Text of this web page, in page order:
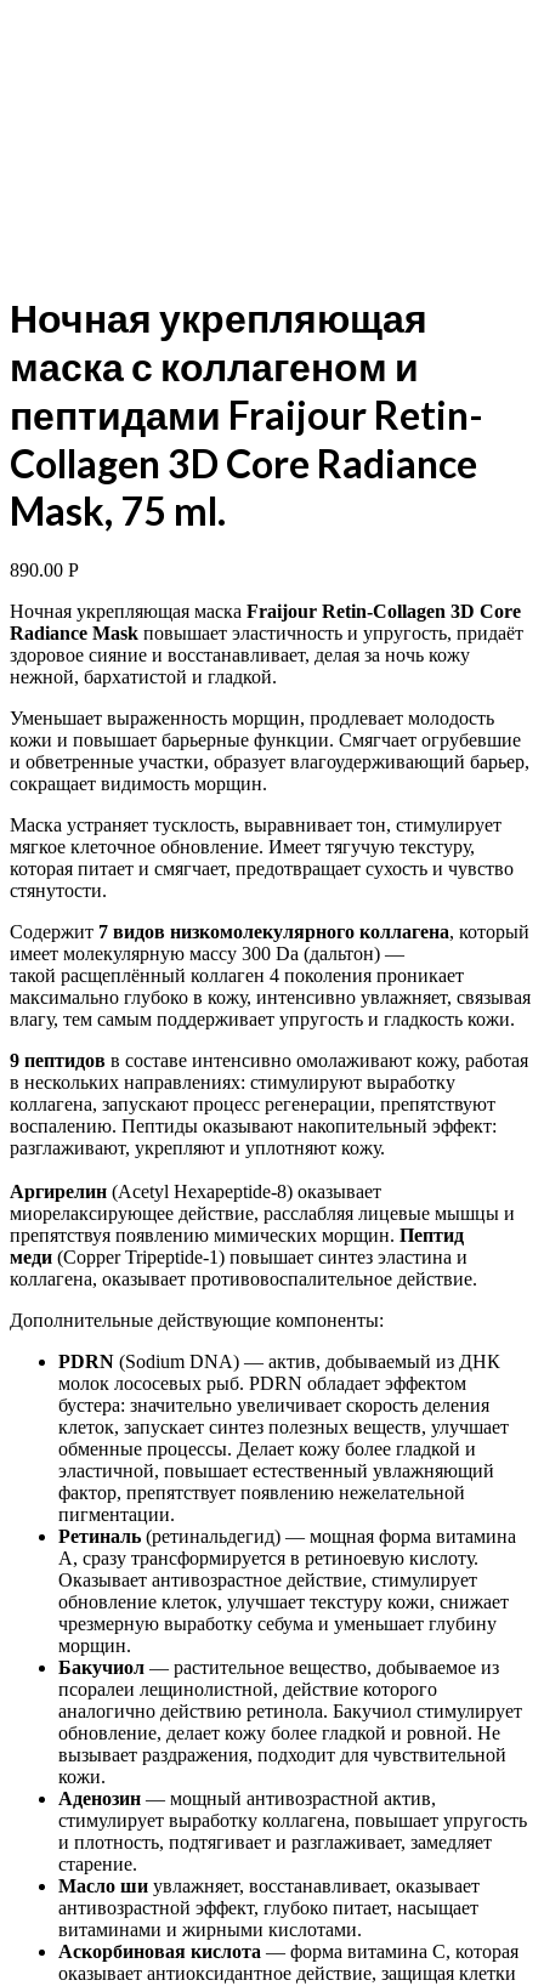
Ночная укрепляющая
маска с коллагеном и
пептидами Fraijour Retin-
Collagen 3D Core Radiance
Mask, 75 ml.
890.00 Р
Ночная укрепляющая маска Fraijour Retin-Collagen 3D Core
Radiance Mask повышает эластичность и упругость, придаёт
здоровое сияние и восстанавливает, делая за ночь кожу
нежной, бархатистой и гладкой.
Уменьшает выраженность морщин, продлевает молодость
кожи и повышает барьерные функции. Смягчает огрубевшие
и обветренные участки, образует влагоудерживающий барьер,
сокращает видимость морщин.
Маска устраняет тусклость, выравнивает тон, стимулирует
мягкое клеточное обновление. Имеет тягучую текстуру,
которая питает и смягчает, предотвращает сухость и чувство
стянутости.
Содержит 7 видов низкомолекулярного коллагена, который
имеет молекулярную массу 300 Da (дальтон) —
такой расщеплённый коллаген 4 поколения проникает
максимально глубоко в кожу, интенсивно увлажняет, связывая
влагу, тем самым поддерживает упругость и гладкость кожи.
9 пептидов в составе интенсивно омолаживают кожу, работая
в нескольких направлениях: стимулируют выработку
коллагена, запускают процесс регенерации, препятствуют
воспалению. Пептиды оказывают накопительный эффект:
разглаживают, укрепляют и уплотняют кожу.
Аргирелин (Acetyl Hexapeptide-8) оказывает
миорелаксирующее действие, расслабляя лицевые мышцы и
препятствуя появлению мимических морщин. Пептид
меди (Copper Tripeptide-1) повышает синтез эластина и
коллагена, оказывает противовоспалительное действие.
Дополнительные действующие компоненты:
PDRN (Sodium DNA) — актив, добываемый из ДНК
молок лососевых рыб. PDRN обладает эффектом
бустера: значительно увеличивает скорость деления
клеток, запускает синтез полезных веществ, улучшает
обменные процессы. Делает кожу более гладкой и
эластичной, повышает естественный увлажняющий
фактор, препятствует появлению нежелательной
пигментации.
Ретиналь (ретинальдегид) — мощная форма витамина
A, сразу трансформируется в ретиноевую кислоту.
Оказывает антивозрастное действие, стимулирует
обновление клеток, улучшает текстуру кожи, снижает
чрезмерную выработку себума и уменьшает глубину
морщин.
Бакучиол — растительное вещество, добываемое из
псоралеи лещинолистной, действие которого
аналогично действию ретинола. Бакучиол стимулирует
обновление, делает кожу более гладкой и ровной. Не
вызывает раздражения, подходит для чувствительной
кожи.
Аденозин — мощный антивозрастной актив,
стимулирует выработку коллагена, повышает упругость
и плотность, подтягивает и разглаживает, замедляет
старение.
Масло ши увлажняет, восстанавливает, оказывает
антивозрастной эффект, глубоко питает, насыщает
витаминами и жирными кислотами.
Аскорбиновая кислота — форма витамина C, которая
оказывает антиоксидантное действие, защищая клетки